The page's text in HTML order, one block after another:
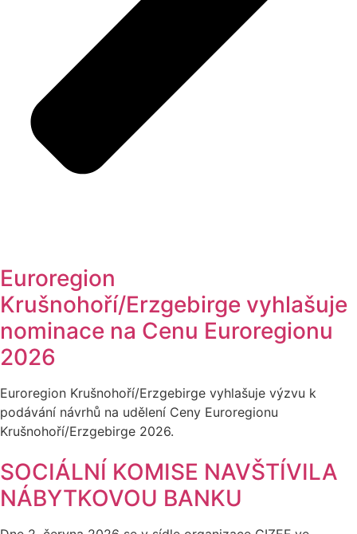
Euroregion
Krušnohoří/Erzgebirge vyhlašuje
nominace na Cenu Euroregionu
2026
Euroregion Krušnohoří/Erzgebirge vyhlašuje výzvu k
podávání návrhů na udělení Ceny Euroregionu
Krušnohoří/Erzgebirge 2026.
SOCIÁLNÍ KOMISE NAVŠTÍVILA
NÁBYTKOVOU BANKU